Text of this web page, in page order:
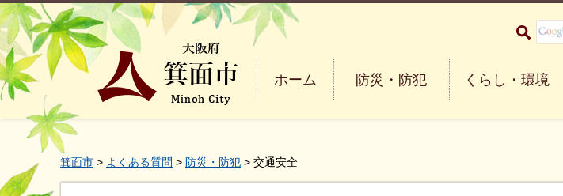
大阪府箕面市 Minoh City
ホーム 防災・防犯 くらし・環境
箕面市 > よくある質問 > 防災・防犯 > 交通安全